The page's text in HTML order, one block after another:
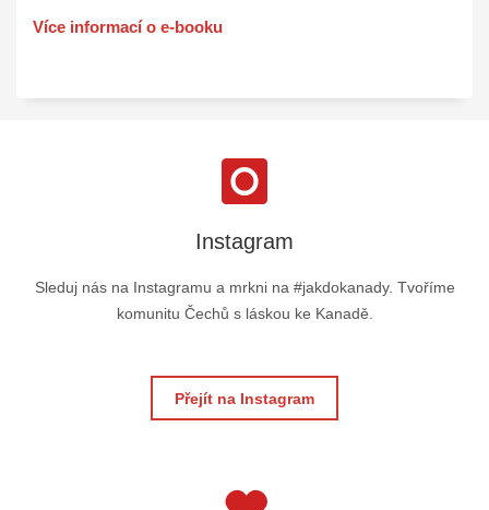
Více informací o e-booku
Instagram
Sleduj nás na Instagramu a mrkni na #jakdokanady. Tvoříme
komunitu Čechů s láskou ke Kanadě.
Přejít na Instagram